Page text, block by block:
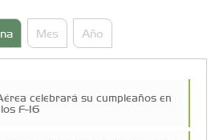
Mes Año
celebrará su cumpleaños en
F-16